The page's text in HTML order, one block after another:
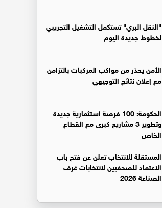
"النقل البري" تستكمل التشغيل التجريبي
لخطوط جديدة اليوم
الأمن يحذر من مواكب المركبات بالتزامن
مع إعلان نتائج التوجيهي
الحكومة: 100 فرصة استثمارية جديدة
وتطوير 3 مشاريع كبرى مع القطاع
الخاص
المستقلة للانتخاب تعلن عن فتح باب
الاعتماد للصحفيين لانتخابات غرف
الصناعة 2026